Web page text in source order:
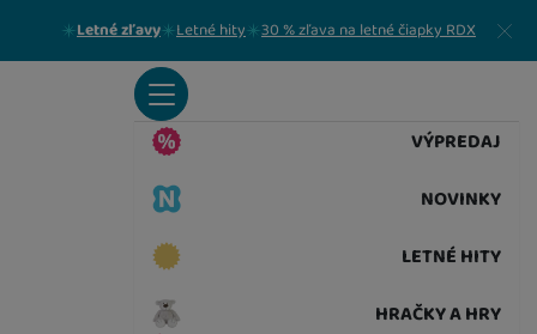
Letné zľavy Letné hity 30 % zľava na letné čiapky RDX Zavrieť
VÝPREDAJ
NOVINKY
LETNÉ HITY
HRAČKY A HRY